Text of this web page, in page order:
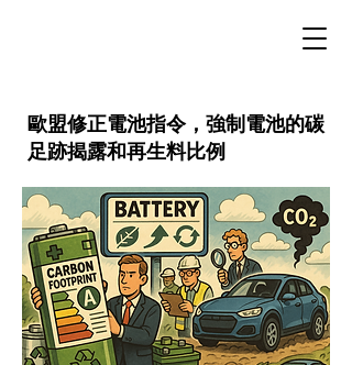
歐盟修正電池指令，強制電池的碳
足跡揭露和再生料比例